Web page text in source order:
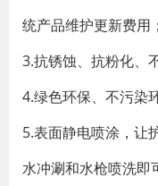
统产品维护更新费用；
3.抗锈蚀、抗粉化、
4.绿色环保、不污染
5.表面静电喷涂，让
水冲涮和水枪喷洗即